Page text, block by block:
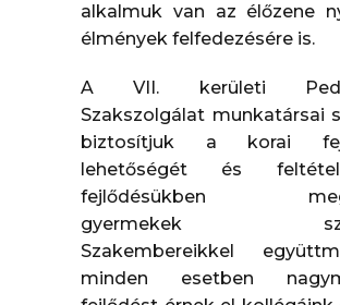
alkalmuk van az élőzene
élmények felfedezésére is.
A VII. kerületi
Szakszolgálat munkatársai
biztosítjuk a korai
lehetőségét és
fejlődésükben
gyermekek
Szakembereikkel
minden esetben